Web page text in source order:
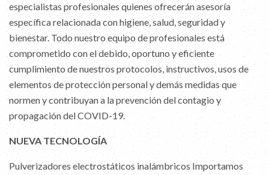
especialistas profesionales quienes ofrecerán asesoría
específica relacionada con higiene, salud, seguridad y
bienestar. Todo nuestro equipo de profesionales está
comprometido con el debido, oportuno y eficiente
cumplimiento de nuestros protocolos, instructivos, usos de
elementos de protección personal y demás medidas que
normen y contribuyan a la prevención del contagio y
propagación del COVID-19.
NUEVA TECNOLOGÍA
Pulverizadores electrostáticos inalámbricos Importamos